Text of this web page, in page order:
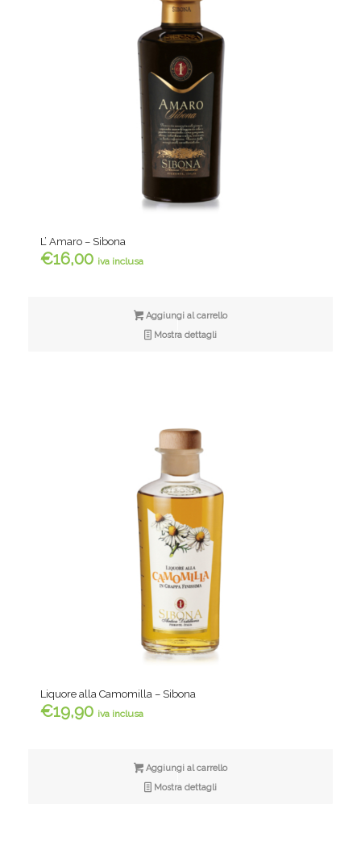
L’ Amaro – Sibona
€16,00 iva inclusa
Aggiungi al carrello
Mostra dettagli
Liquore alla Camomilla – Sibona
€19,90 iva inclusa
Aggiungi al carrello
Mostra dettagli